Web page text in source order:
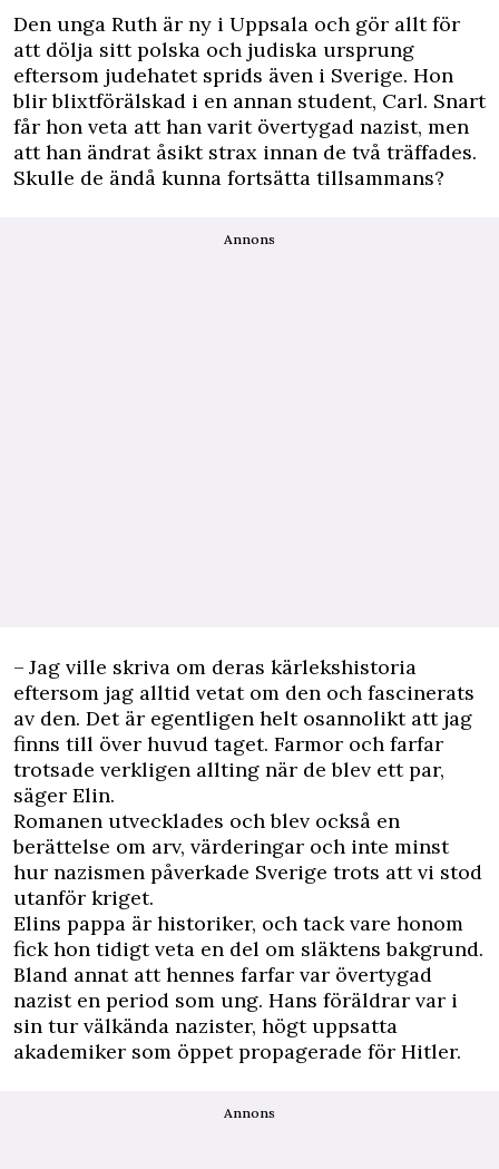
Den unga Ruth är ny i ­Uppsala och gör allt för
att dölja sitt polska och judiska ­ursprung
eftersom judehatet sprids även i Sverige. Hon
blir blixtförälskad i en annan student, Carl. Snart
får hon veta att han varit övertygad nazist, men
att han ändrat åsikt strax innan de två träffades.
Skulle de ändå kunna fortsätta tillsammans?
Annons
– Jag ville skriva om deras kärlekshistoria
eftersom jag alltid vetat om den och fascinerats
av den. Det är egent­ligen helt osannolikt att jag
finns till över huvud taget. Farmor och farfar
trotsade verkligen allting när de blev ett par,
säger Elin.
Romanen utvecklades och blev också en
berättelse om arv, värderingar och inte minst
hur nazismen på­verkade Sverige trots att vi stod
­utanför kriget.
Elins pappa är historiker, och tack vare ­honom
fick hon tidigt veta en del om släktens bakgrund.
Bland annat att hennes farfar var övertygad
nazist en ­period som ung. Hans föräldrar var i
sin tur välkända nazister, högt uppsatta
akademiker som öppet propagerade för Hitler.
Annons